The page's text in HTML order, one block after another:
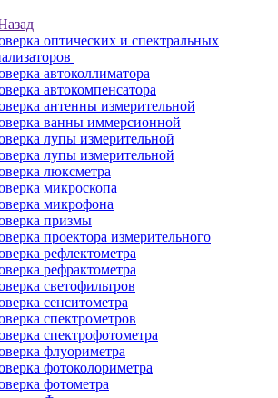
оптических и спектральных
автоколлиматора
автокомпенсатора
антенны измерительной
ванны иммерсионной
лупы измерительной
лупы измерительной
люксметра
микроскопа
микрофона
призмы
проектора измерительного
рефлектометра
рефрактометра
светофильтров
сенситометра
спектрометров
спектрофотометра
флуориметра
фотоколориметра
фотометра